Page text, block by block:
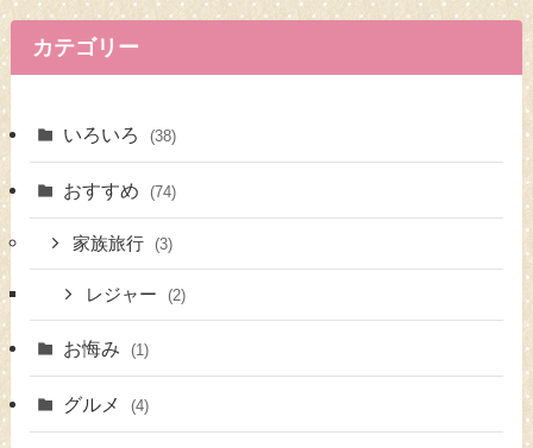
カテゴリー
いろいろ (38)
おすすめ (74)
家族旅行 (3)
レジャー (2)
お悔み (1)
グルメ (4)